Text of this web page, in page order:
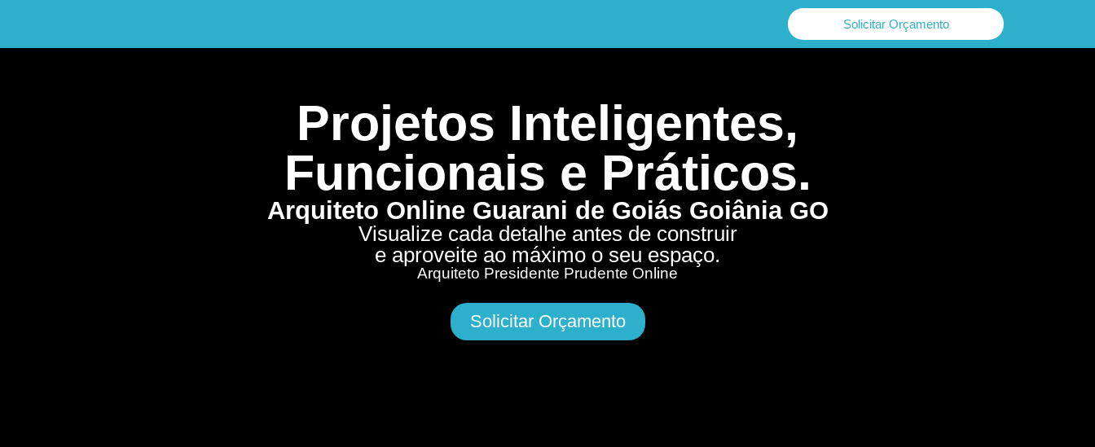
Solicitar Orçamento
Projetos Inteligentes,
Funcionais e Práticos.
Arquiteto Online Guarani de Goiás Goiânia GO
Visualize cada detalhe antes de construir
e aproveite ao máximo o seu espaço.
Arquiteto Presidente Prudente Online
Solicitar Orçamento